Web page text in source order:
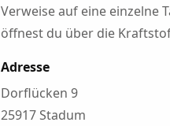
Verweise auf eine einzelne
öffnest du über die
Adresse
Dorflücken 9
25917 Stadum